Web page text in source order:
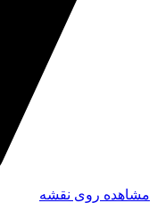
مشاهده روی نقشه